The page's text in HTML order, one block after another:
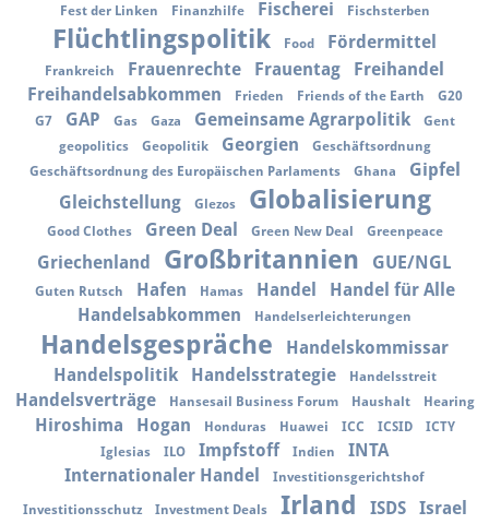
Fest der Linken Finanzhilfe Fischerei Fischsterben
Flüchtlingspolitik Food Fördermittel
Frankreich Frauenrechte Frauentag
Freihandel
Freihandelsabkommen
Frieden Friends of the Earth
G20
G7
GAP Gas Gaza Gemeinsame Agrarpolitik
Gent
geopolitics
Geopolitik Georgien
Geschäftsordnung
Geschäftsordnung des Europäischen Parlaments
Ghana
Gipfel
Gleichstellung
Glezos Globalisierung
Good Clothes Green Deal Green New Deal Greenpeace
Griechenland Großbritannien GUE/NGL
Guten Rutsch Hafen Hamas Handel
Handel für Alle
Handelsabkommen
Handelserleichterungen
Handelsgespräche
Handelskommissar
Handelspolitik
Handelsstrategie Handelsstreit
Handelsverträge Hansesail Business Forum Haushalt Hearing
Hiroshima Hogan Honduras Huawei ICC ICSID
ICTY
Iglesias
ILO Impfstoff Indien
INTA
Internationaler Handel
Investitionsgerichtshof
Investitionsschutz Investment Deals Irland ISDS
Israel